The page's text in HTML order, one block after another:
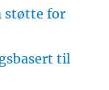
støtte for
til